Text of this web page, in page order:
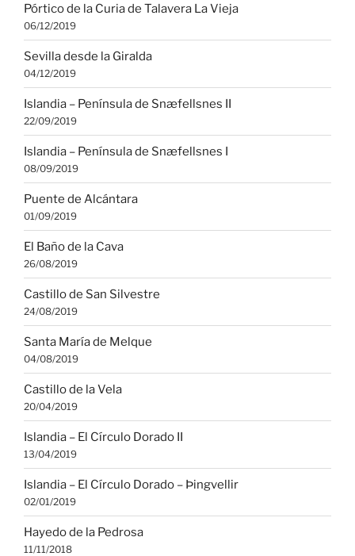
Pórtico de la Curia de Talavera La Vieja
06/12/2019
Sevilla desde la Giralda
04/12/2019
Islandia – Península de Snæfellsnes II
22/09/2019
Islandia – Península de Snæfellsnes I
08/09/2019
Puente de Alcántara
01/09/2019
El Baño de la Cava
26/08/2019
Castillo de San Silvestre
24/08/2019
Santa María de Melque
04/08/2019
Castillo de la Vela
20/04/2019
Islandia – El Círculo Dorado II
13/04/2019
Islandia – El Círculo Dorado – Þingvellir
02/01/2019
Hayedo de la Pedrosa
11/11/2018